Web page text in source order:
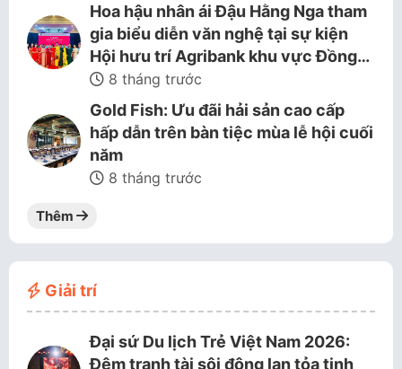
Hoa hậu nhân ái Đậu Hằng Nga tham
gia biểu diễn văn nghệ tại sự kiện
Hội hưu trí Agribank khu vực Đồng…
8 tháng trước
Gold Fish: Ưu đãi hải sản cao cấp
hấp dẫn trên bàn tiệc mùa lễ hội cuối
năm
8 tháng trước
Thêm
Giải trí
Đại sứ Du lịch Trẻ Việt Nam 2026:
Đêm tranh tài sôi động lan tỏa tinh